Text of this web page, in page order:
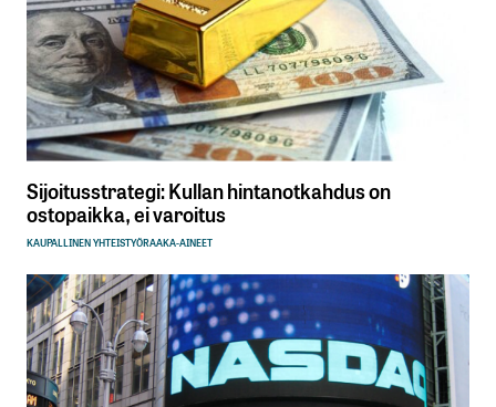
Sijoitusstrategi: Kullan hintanotkahdus on
ostopaikka, ei varoitus
KAUPALLINEN YHTEISTYÖRAAKA-AINEET